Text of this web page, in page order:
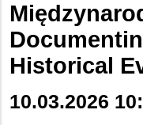
Historical
10.03.2026